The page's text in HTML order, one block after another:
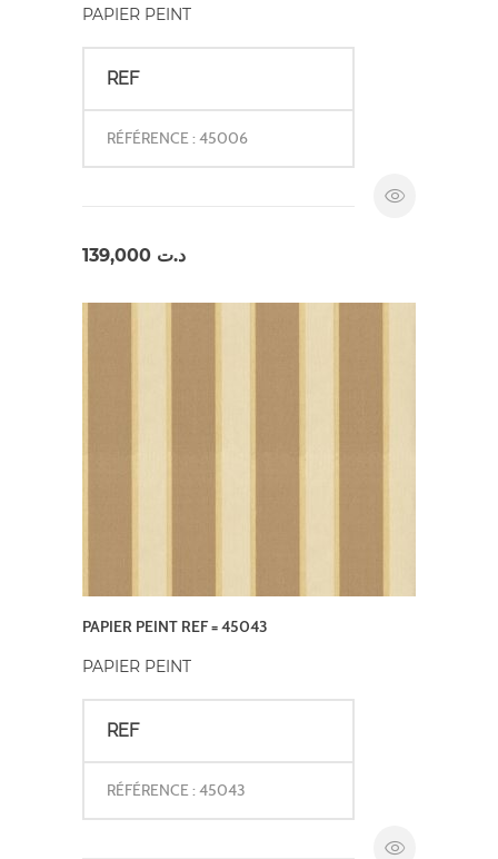
PAPIER PEINT
REF
RÉFÉRENCE : 45006
د.ت
PAPIER PEINT REF = 45043
PAPIER PEINT
REF
RÉFÉRENCE : 45043